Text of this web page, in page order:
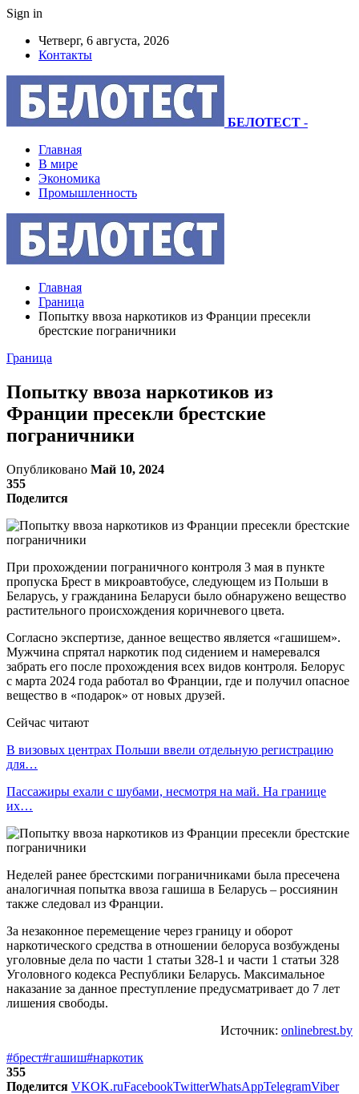
Sign in
Четверг, 6 августа, 2026
Контакты
БЕЛОТЕСТ -
Главная
В мире
Экономика
Промышленность
Главная
Граница
Попытку ввоза наркотиков из Франции пресекли
брестские пограничники
Граница
Попытку ввоза наркотиков из
Франции пресекли брестские
пограничники
Опубликовано Май 10, 2024
355
Поделится
При прохождении пограничного контроля 3 мая в пункте
пропуска Брест в микроавтобусе, следующем из Польши в
Беларусь, у гражданина Беларуси было обнаружено вещество
растительного происхождения коричневого цвета.
Согласно экспертизе, данное вещество является «гашишем».
Мужчина спрятал наркотик под сидением и намеревался
забрать его после прохождения всех видов контроля. Белорус
с марта 2024 года работал во Франции, где и получил опасное
вещество в «подарок» от новых друзей.
Сейчас читают
В визовых центрах Польши ввели отдельную регистрацию
для…
Пассажиры ехали с шубами, несмотря на май. На границе
их…
Неделей ранее брестскими пограничниками была пресечена
аналогичная попытка ввоза гашиша в Беларусь – россиянин
также следовал из Франции.
За незаконное перемещение через границу и оборот
наркотического средства в отношении белоруса возбуждены
уголовные дела по части 1 статьи 328-1 и части 1 статьи 328
Уголовного кодекса Республики Беларусь. Максимальное
наказание за данное преступление предусматривает до 7 лет
лишения свободы.
Источник: onlinebrest.by
#брест#гашиш#наркотик
355
Поделится VKOK.ruFacebookTwitterWhatsAppTelegramViber